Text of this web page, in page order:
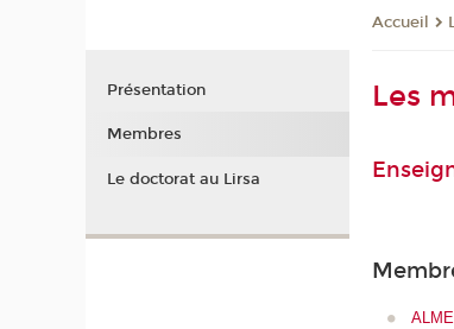
Accueil
Les
Présentation
Membres
Le doctorat au Lirsa